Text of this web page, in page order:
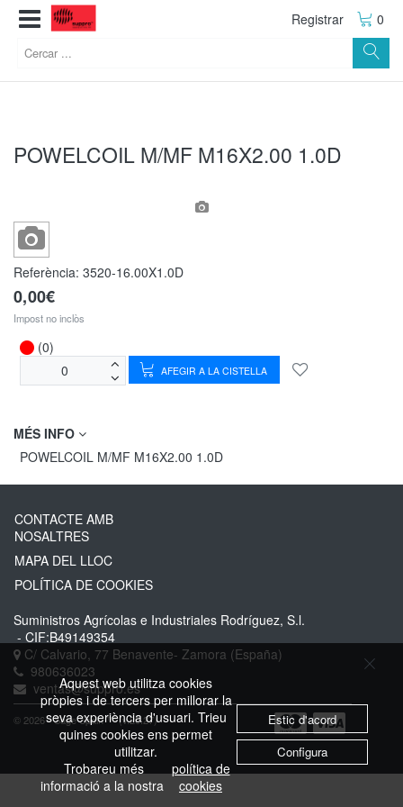
Registrar 0
POWELCOIL M/MF M16X2.00 1.0D
Referència: 3520-16.00X1.0D
0,00€
Impost no inclòs
(0)
AFEGIR A LA CISTELLA
MÉS INFO
POWELCOIL M/MF M16X2.00 1.0D
CONTACTE AMB
NOSALTRES
MAPA DEL LLOC
POLÍTICA DE COOKIES
Suministros Agrícolas e Industriales Rodríguez, S.l.
- CIF:B49149354
C/ Calvario, 77 Benavente- Zamora (España)
980636023
ventas@suppro.es
© 2026 - Sage Spain ™ (v.20.27)
Aquest web utilitza cookies
pròpies i de tercers per millorar la
seva experiència d'usuari. Trieu
quines cookies ens permet
utilitzar.
Trobareu més
informació a la nostra
política de
cookies
Estic d'acord
Configura